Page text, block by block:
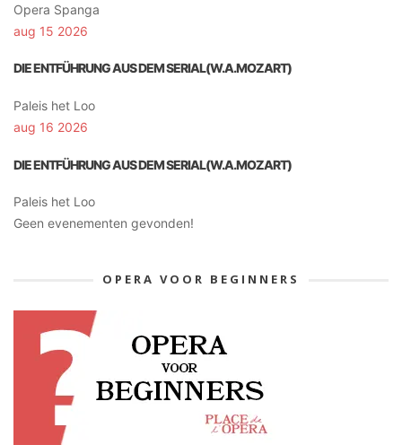
Opera Spanga
aug 15 2026
DIE ENTFÜHRUNG AUS DEM SERIAL(W.A.MOZART)
Paleis het Loo
aug 16 2026
DIE ENTFÜHRUNG AUS DEM SERIAL(W.A.MOZART)
Paleis het Loo
Geen evenementen gevonden!
OPERA VOOR BEGINNERS